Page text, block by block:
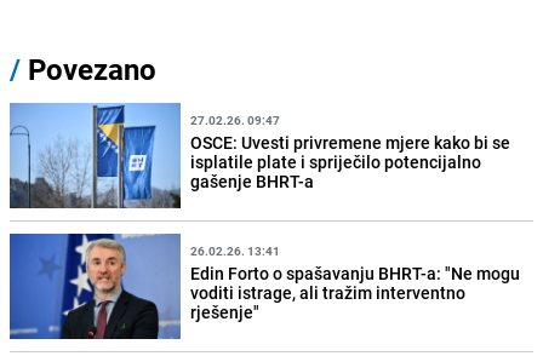
/ Povezano
27.02.26. 09:47
OSCE: Uvesti privremene mjere kako bi se
isplatile plate i spriječilo potencijalno
gašenje BHRT-a
26.02.26. 13:41
Edin Forto o spašavanju BHRT-a: "Ne mogu
voditi istrage, ali tražim interventno
rješenje"